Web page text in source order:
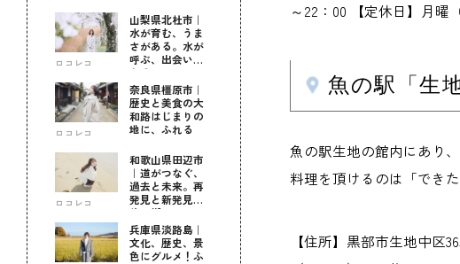
ロコレコ
山梨県北杜市｜
水が育む、うま
さがある。水が
呼ぶ、出会いが
ある。
ロコレコ
奈良県橿原市｜
歴史と美食の大
和路はじまりの
地に、ふれる
ロコレコ
和歌山県田辺市
｜道がつなぐ、
過去と未来。再
発見と新発見の
待つ街へ
兵庫県淡路島｜
文化、歴史、景
色にグルメ！ふ
～22：00 【定休日】月
魚の駅「生
魚の駅生地の館内にあり
料理を頂けるのは「でき
【住所】黒部市生地中区